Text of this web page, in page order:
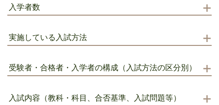
入学者数
実施している入試方法
受験者・合格者・入学者の構成（入試方法の区分別）
入試内容（教科・科目、合否基準、入試問題等）